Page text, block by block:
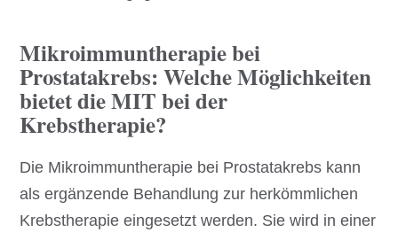
Mikroimmuntherapie bei
Prostatakrebs: Welche Möglichkeiten
bietet die MIT bei der
Krebstherapie?
Die Mikroimmuntherapie bei Prostatakrebs kann
als ergänzende Behandlung zur herkömmlichen
Krebstherapie eingesetzt werden. Sie wird in einer